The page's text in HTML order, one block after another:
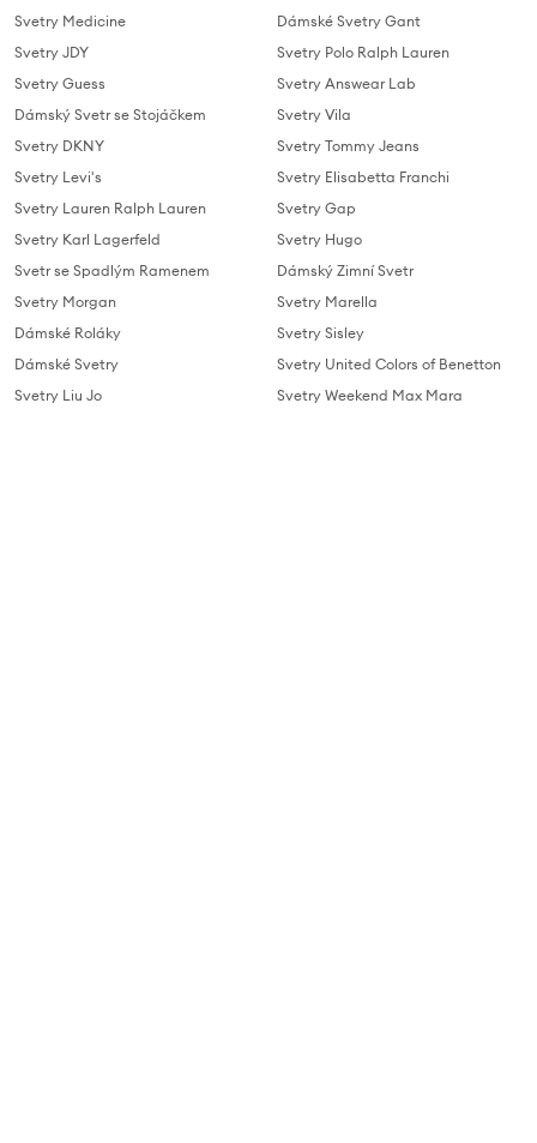
Svetry Medicine
Svetry JDY
Svetry Guess
Dámský Svetr se Stojáčkem
Svetry DKNY
Svetry Levi's
Svetry Lauren Ralph Lauren
Svetry Karl Lagerfeld
Svetr se Spadlým Ramenem
Svetry Morgan
Dámské Roláky
Dámské Svetry
Svetry Liu Jo
Dámské Svetry Gant
Svetry Polo Ralph Lauren
Svetry Answear Lab
Svetry Vila
Svetry Tommy Jeans
Svetry Elisabetta Franchi
Svetry Gap
Svetry Hugo
Dámský Zimní Svetr
Svetry Marella
Svetry Sisley
Svetry United Colors of Benetton
Svetry Weekend Max Mara